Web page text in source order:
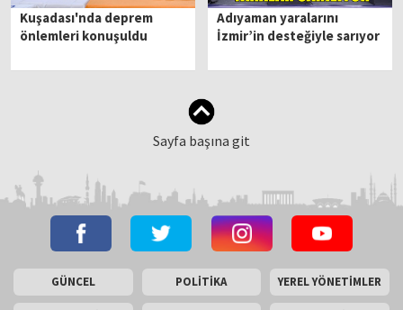
Kuşadası'nda deprem
önlemleri konuşuldu
Adıyaman yaralarını
İzmir’in desteğiyle sarıyor
Sayfa başına git
GÜNCEL POLİTİKA YEREL YÖNETİMLER